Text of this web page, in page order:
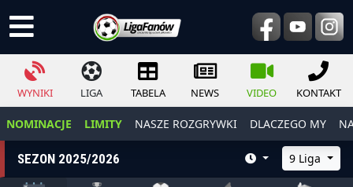
WYNIKI LIGA TABELA NEWS VIDEO KONTAKT
NOMINACJE LIMITY NASZE ROZGRYWKI DLACZEGO MY
SEZON 2025/2026 9 Liga